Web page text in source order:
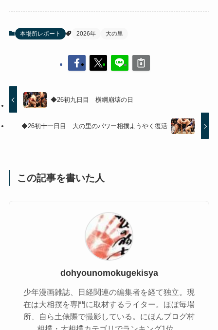
本場所レポート 2026年 大の里
◆26初九日目 横綱崩壊の日
◆26初十一日目 大の里のパワー相撲ようやく復活
この記事を書いた人
dohyounomokugekisya
少年漫画雑誌、日経関連の編集者を経て独立。現
在は大相撲を専門に取材するライター。ほぼ毎場
所、自ら土俵際で撮影している。にほんブログ村